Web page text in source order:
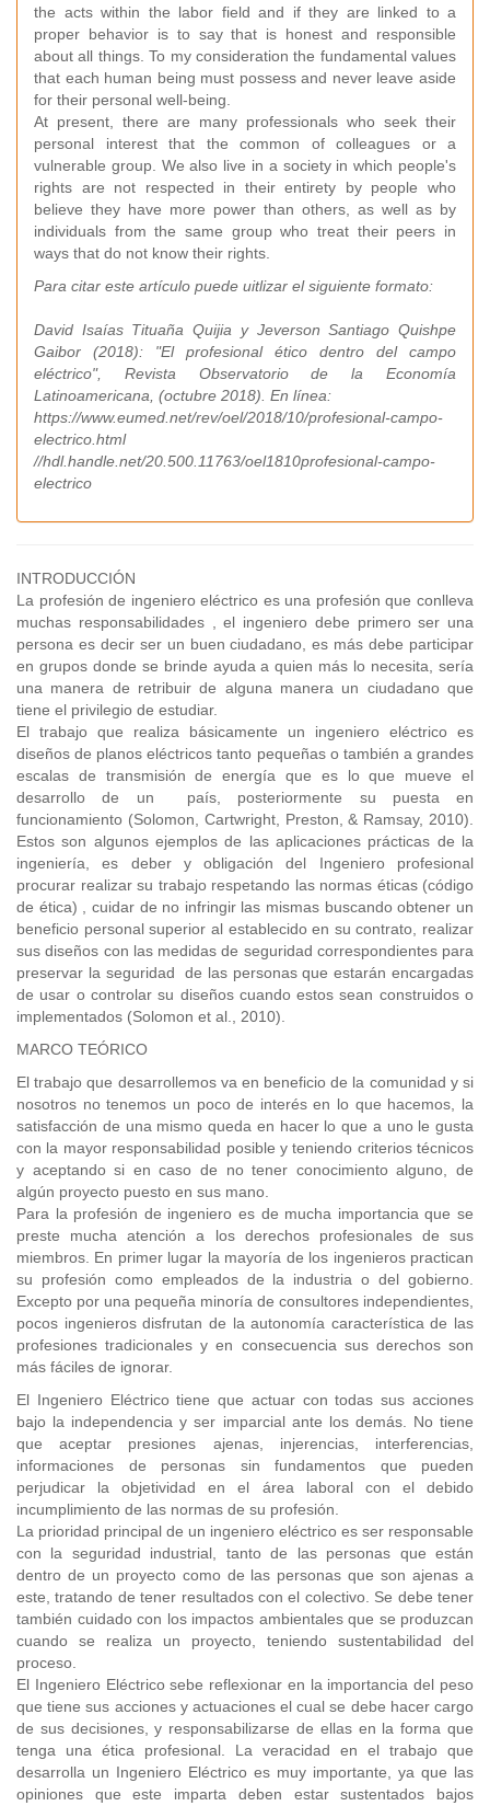
the acts within the labor field and if they are linked to a
proper behavior is to say that is honest and responsible
about all things. To my consideration the fundamental values
that each human being must possess and never leave aside
for their personal well-being.
At present, there are many professionals who seek their
personal interest that the common of colleagues or a
vulnerable group. We also live in a society in which people's
rights are not respected in their entirety by people who
believe they have more power than others, as well as by
individuals from the same group who treat their peers in
ways that do not know their rights.
Para citar este artículo puede uitlizar el siguiente formato:
David Isaías Tituaña Quijia y Jeverson Santiago Quishpe
Gaibor (2018): "El profesional ético dentro del campo
eléctrico", Revista Observatorio de la Economía
Latinoamericana, (octubre 2018). En línea:
https://www.eumed.net/rev/oel/2018/10/profesional-campo-
electrico.html
//hdl.handle.net/20.500.11763/oel1810profesional-campo-
electrico
INTRODUCCIÓN
La profesión de ingeniero eléctrico es una profesión que conlleva
muchas responsabilidades , el ingeniero debe primero ser una
persona es decir ser un buen ciudadano, es más debe participar
en grupos donde se brinde ayuda a quien más lo necesita, sería
una manera de retribuir de alguna manera un ciudadano que
tiene el privilegio de estudiar.
El trabajo que realiza básicamente un ingeniero eléctrico es
diseños de planos eléctricos tanto pequeñas o también a grandes
escalas de transmisión de energía que es lo que mueve el
desarrollo de un país, posteriormente su puesta en
funcionamiento (Solomon, Cartwright, Preston, & Ramsay, 2010).
Estos son algunos ejemplos de las aplicaciones prácticas de la
ingeniería, es deber y obligación del Ingeniero profesional
procurar realizar su trabajo respetando las normas éticas (código
de ética) , cuidar de no infringir las mismas buscando obtener un
beneficio personal superior al establecido en su contrato, realizar
sus diseños con las medidas de seguridad correspondientes para
preservar la seguridad de las personas que estarán encargadas
de usar o controlar su diseños cuando estos sean construidos o
implementados (Solomon et al., 2010).
MARCO TEÓRICO
El trabajo que desarrollemos va en beneficio de la comunidad y si
nosotros no tenemos un poco de interés en lo que hacemos, la
satisfacción de una mismo queda en hacer lo que a uno le gusta
con la mayor responsabilidad posible y teniendo criterios técnicos
y aceptando si en caso de no tener conocimiento alguno, de
algún proyecto puesto en sus mano.
Para la profesión de ingeniero es de mucha importancia que se
preste mucha atención a los derechos profesionales de sus
miembros. En primer lugar la mayoría de los ingenieros practican
su profesión como empleados de la industria o del gobierno.
Excepto por una pequeña minoría de consultores independientes,
pocos ingenieros disfrutan de la autonomía característica de las
profesiones tradicionales y en consecuencia sus derechos son
más fáciles de ignorar.
El Ingeniero Eléctrico tiene que actuar con todas sus acciones
bajo la independencia y ser imparcial ante los demás. No tiene
que aceptar presiones ajenas, injerencias, interferencias,
informaciones de personas sin fundamentos que pueden
perjudicar la objetividad en el área laboral con el debido
incumplimiento de las normas de su profesión.
La prioridad principal de un ingeniero eléctrico es ser responsable
con la seguridad industrial, tanto de las personas que están
dentro de un proyecto como de las personas que son ajenas a
este, tratando de tener resultados con el colectivo. Se debe tener
también cuidado con los impactos ambientales que se produzcan
cuando se realiza un proyecto, teniendo sustentabilidad del
proceso.
El Ingeniero Eléctrico sebe reflexionar en la importancia del peso
que tiene sus acciones y actuaciones el cual se debe hacer cargo
de sus decisiones, y responsabilizarse de ellas en la forma que
tenga una ética profesional. La veracidad en el trabajo que
desarrolla un Ingeniero Eléctrico es muy importante, ya que las
opiniones que este imparta deben estar sustentados bajos